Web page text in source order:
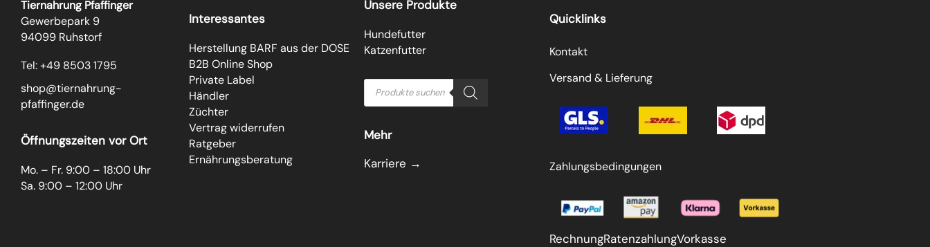
Tiernahrung Pfaffinger
Gewerbepark 9
94099 Ruhstorf
Tel: +49 8503 1795
shop@tiernahrung-
pfaffinger.de
Öffnungszeiten vor Ort
Mo. – Fr. 9:00 – 18:00 Uhr
Sa. 9:00 – 12:00 Uhr
Interessantes
Herstellung BARF aus der DOSE
B2B Online Shop
Private Label
Händler
Züchter
Vertrag widerrufen
Ratgeber
Ernährungsberatung
Unsere Produkte
Hundefutter
Katzenfutter
Products
search
Mehr
Karriere →
Quicklinks
Kontakt
Versand & Lieferung
Zahlungsbedingungen
RechnungRatenzahlungVorkasse